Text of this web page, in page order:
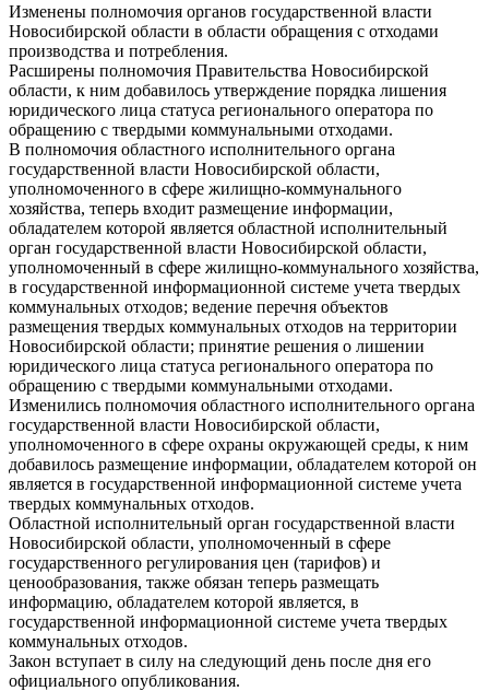
Изменены полномочия органов государственной власти
Новосибирской области в области обращения с отходами
производства и потребления.
Расширены полномочия Правительства Новосибирской
области, к ним добавилось утверждение порядка лишения
юридического лица статуса регионального оператора по
обращению с твердыми коммунальными отходами.
В полномочия областного исполнительного органа
государственной власти Новосибирской области,
уполномоченного в сфере жилищно-коммунального
хозяйства, теперь входит размещение информации,
обладателем которой является областной исполнительный
орган государственной власти Новосибирской области,
уполномоченный в сфере жилищно-коммунального хозяйства,
в государственной информационной системе учета твердых
коммунальных отходов; ведение перечня объектов
размещения твердых коммунальных отходов на территории
Новосибирской области; принятие решения о лишении
юридического лица статуса регионального оператора по
обращению с твердыми коммунальными отходами.
Изменились полномочия областного исполнительного органа
государственной власти Новосибирской области,
уполномоченного в сфере охраны окружающей среды, к ним
добавилось размещение информации, обладателем которой он
является в государственной информационной системе учета
твердых коммунальных отходов.
Областной исполнительный орган государственной власти
Новосибирской области, уполномоченный в сфере
государственного регулирования цен (тарифов) и
ценообразования, также обязан теперь размещать
информацию, обладателем которой является, в
государственной информационной системе учета твердых
коммунальных отходов.
Закон вступает в силу на следующий день после дня его
официального опубликования.